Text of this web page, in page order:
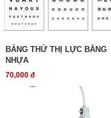
BẢNG THỬ THỊ LỰC BẰNG
NHỰA
70,000 đ